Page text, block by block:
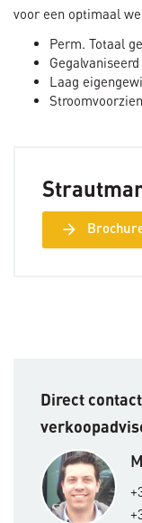
voor een optimaal
Perm. Totaal
Laag
arrow_forward
Direct